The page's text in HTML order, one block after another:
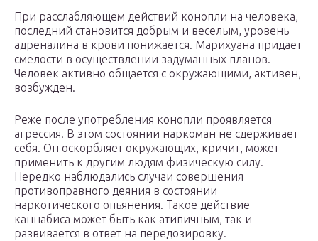
При расслабляющем действий конопли на человека,
последний становится добрым и веселым, уровень
адреналина в крови понижается. Марихуана придает
смелости в осуществлении задуманных планов.
Человек активно общается с окружающими, активен,
возбужден.
Реже после употребления конопли проявляется
агрессия. В этом состоянии наркоман не сдерживает
себя. Он оскорбляет окружающих, кричит, может
применить к другим людям физическую силу.
Нередко наблюдались случаи совершения
противоправного деяния в состоянии
наркотического опьянения. Такое действие
каннабиса может быть как атипичным, так и
развивается в ответ на передозировку.